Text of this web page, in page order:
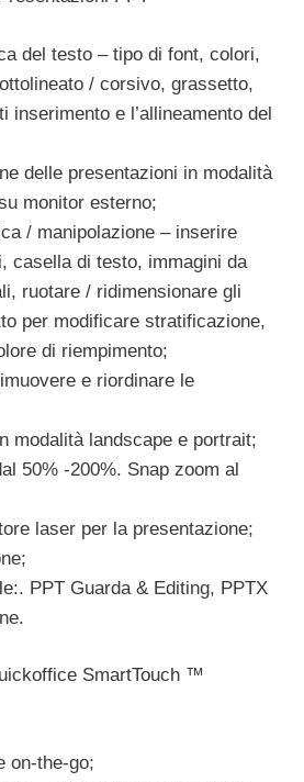
del testo – tipo di font, colori,
/ corsivo, grassetto,
inserimento e l’allineamento del
delle presentazioni in modalità
monitor esterno;
/ manipolazione – inserire
casella di testo, immagini da
ruotare / ridimensionare gli
per modificare stratificazione,
di riempimento;
e riordinare le
modalità landscape e portrait;
50% -200%. Snap zoom al
laser per la presentazione;
PPT Guarda & Editing, PPTX
SmartTouch ™
on-the-go;